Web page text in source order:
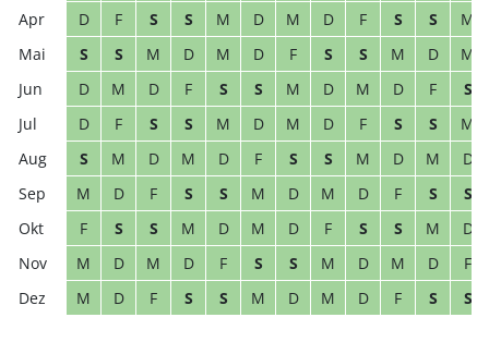
D
F S S M D M D F S S
M
S
S M D M D F S S M D
M
D
M D F S S M D M D F
S
D
F S S M D M D F S S
M
S
M D M D F S S M D M
D
M
D F S S M D M D F S
S
F
S S M D M D F S S M
D
M
D M D F S S M D M D
F
M
D F S S M D M D F S S